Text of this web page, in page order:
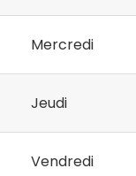
Mercredi
Jeudi
Vendredi